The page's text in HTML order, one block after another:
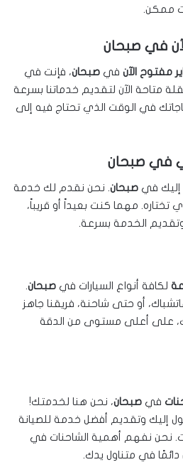
ممكن.
في صبحان
مفتوح الآن في صبحان، فإنت في
متاحة الآن لتقديم خدماتنا بسرعة
في الوقت الذي تحتاج فيه إلى
في صبحان
إليك في صبحان. نحن نقدم لك خدمة
مهما كنت بعيداً أو قريباً،
الخدمة بسرعة.
لكافة أنواع السيارات في صبحان.
أو حتى شاحنة، فريقنا جاهز
على أعلى مستوى من الدقة
في صبحان، نحن هنا لخدمتك!
إليك وتقديم أفضل خدمة للصيانة
نحن نفهم أهمية الشاحنات في
في متناول يدك.